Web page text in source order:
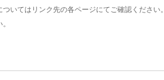
いてはリンク先の各ページにてご確認ください。